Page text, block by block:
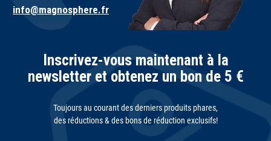
info@magnosphere.fr
Inscrivez-vous maintenant à la
newsletter et obtenez un bon de 5 €
Toujours au courant des derniers produits phares,
des réductions & des bons de réduction exclusifs!